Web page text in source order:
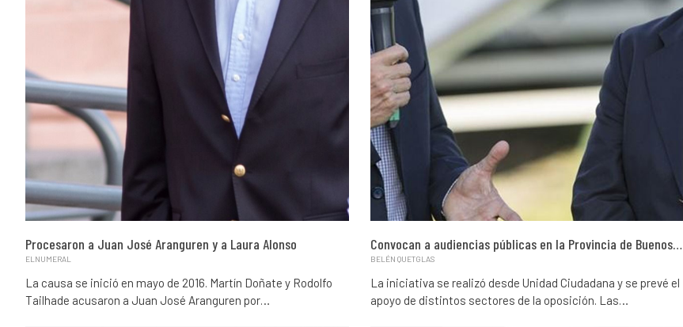
Procesaron a Juan José Aranguren y a Laura Alonso
ELNUMERAL
La causa se inició en mayo de 2016. Martín Doñate y Rodolfo
Tailhade acusaron a Juan José Aranguren por…
Convocan a audiencias públicas en la Provincia de Buenos…
BELÉN QUETGLAS
La iniciativa se realizó desde Unidad Ciudadana y se prevé el
apoyo de distintos sectores de la oposición. Las…